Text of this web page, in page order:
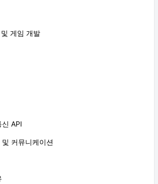
게임 개발
API
커뮤니케이션